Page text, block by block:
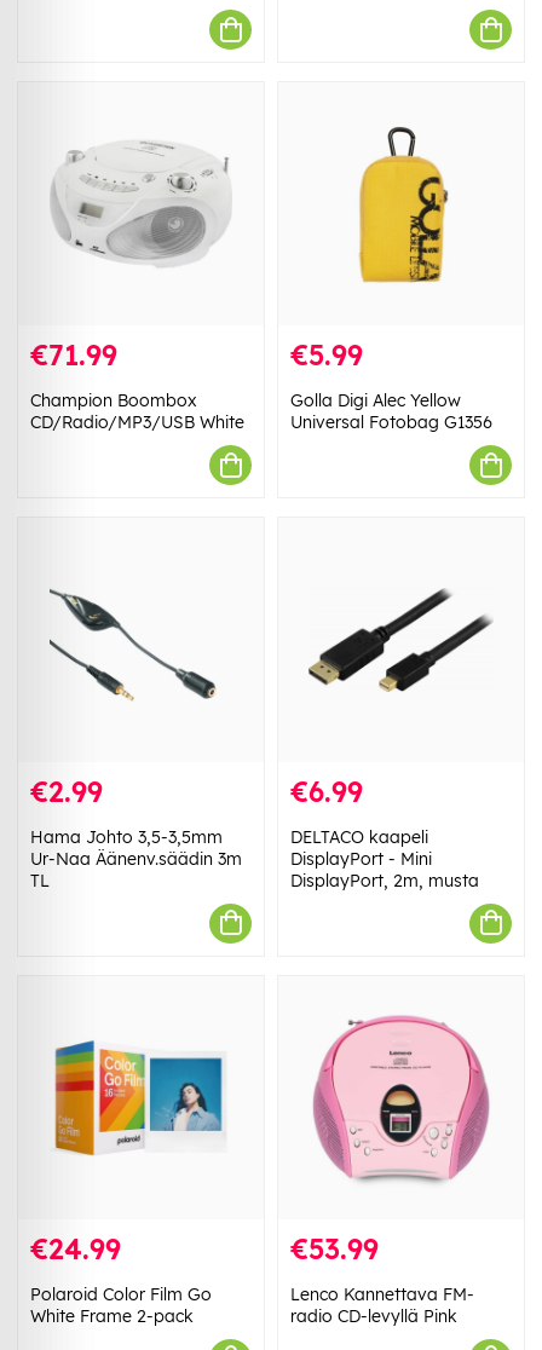
€71.99
Champion Boombox
CD/Radio/MP3/USB White
€5.99
Golla Digi Alec Yellow
Universal Fotobag G1356
€2.99
Hama Johto 3,5-3,5mm
Ur-Naa Äänenv.säädin 3m
TL
€6.99
DELTACO kaapeli
DisplayPort - Mini
DisplayPort, 2m, musta
€24.99
Polaroid Color Film Go
White Frame 2-pack
€53.99
Lenco Kannettava FM-
radio CD-levyllä Pink